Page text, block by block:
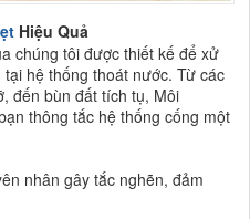
Hiệu Quả
chúng tôi được thiết kế để xử
hệ thống thoát nước. Từ các
đến bùn đất tích tụ, Môi
thông tắc hệ thống cống một
nhân gây tắc nghẽn, đảm